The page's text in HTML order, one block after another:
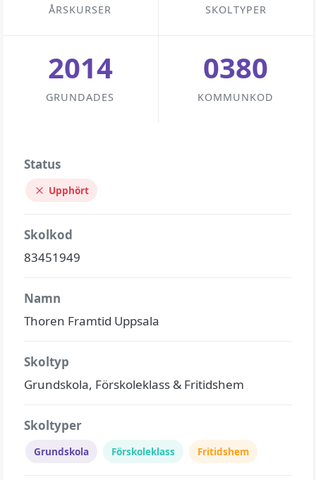
ÅRSKURSER SKOLTYPER
2014
GRUNDADES
0380
KOMMUNKOD
Status
Upphört
Skolkod
83451949
Namn
Thoren Framtid Uppsala
Skoltyp
Grundskola, Förskoleklass & Fritidshem
Skoltyper
Grundskola Förskoleklass Fritidshem